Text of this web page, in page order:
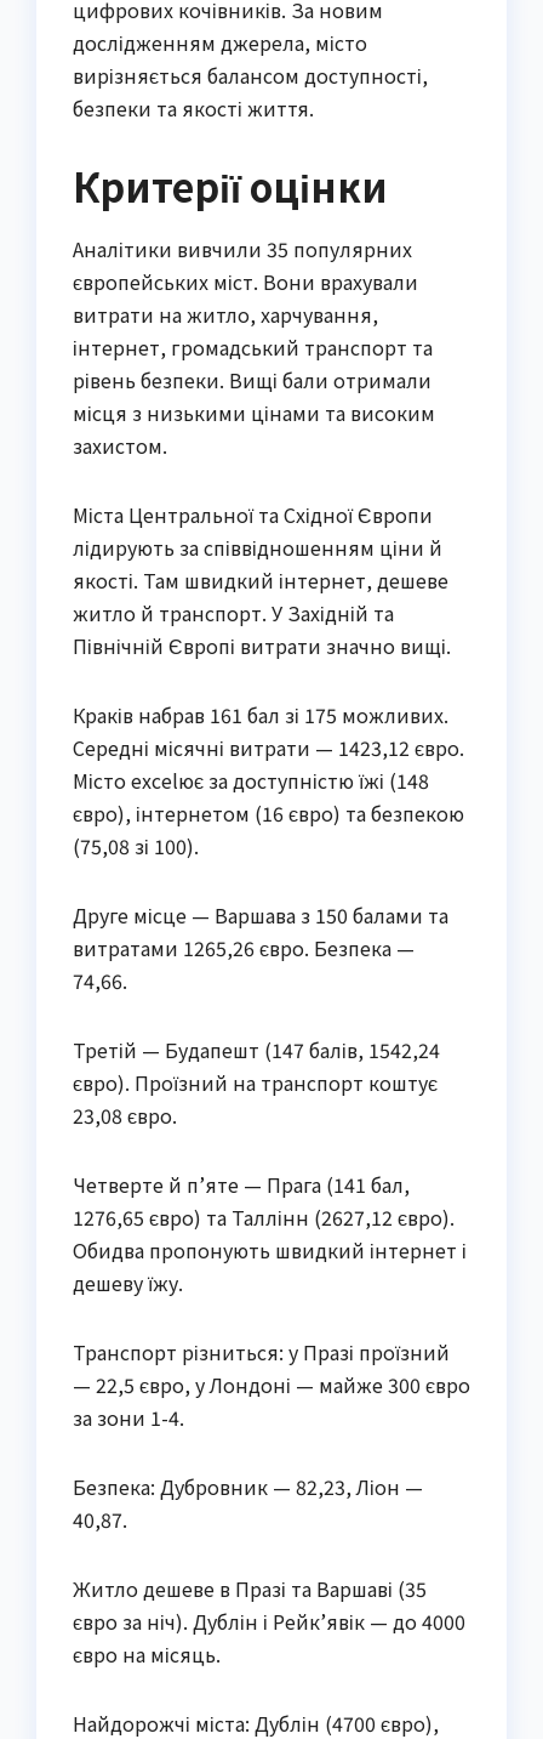
цифрових кочівників. За новим
дослідженням джерела, місто
вирізняється балансом доступності,
безпеки та якості життя.
Критерії оцінки
Аналітики вивчили 35 популярних
європейських міст. Вони врахували
витрати на житло, харчування,
інтернет, громадський транспорт та
рівень безпеки. Вищі бали отримали
місця з низькими цінами та високим
захистом.
Міста Центральної та Східної Європи
лідирують за співвідношенням ціни й
якості. Там швидкий інтернет, дешеве
житло й транспорт. У Західній та
Північній Європі витрати значно вищі.
Краків набрав 161 бал зі 175 можливих.
Середні місячні витрати — 1423,12 євро.
Місто excelює за доступністю їжі (148
євро), інтернетом (16 євро) та безпекою
(75,08 зі 100).
Друге місце — Варшава з 150 балами та
витратами 1265,26 євро. Безпека —
74,66.
Третій — Будапешт (147 балів, 1542,24
євро). Проїзний на транспорт коштує
23,08 євро.
Четверте й п’яте — Прага (141 бал,
1276,65 євро) та Таллінн (2627,12 євро).
Обидва пропонують швидкий інтернет і
дешеву їжу.
Транспорт різниться: у Празі проїзний
— 22,5 євро, у Лондоні — майже 300 євро
за зони 1-4.
Безпека: Дубровник — 82,23, Ліон —
40,87.
Житло дешеве в Празі та Варшаві (35
євро за ніч). Дублін і Рейк’явік — до 4000
євро на місяць.
Найдорожчі міста: Дублін (4700 євро),